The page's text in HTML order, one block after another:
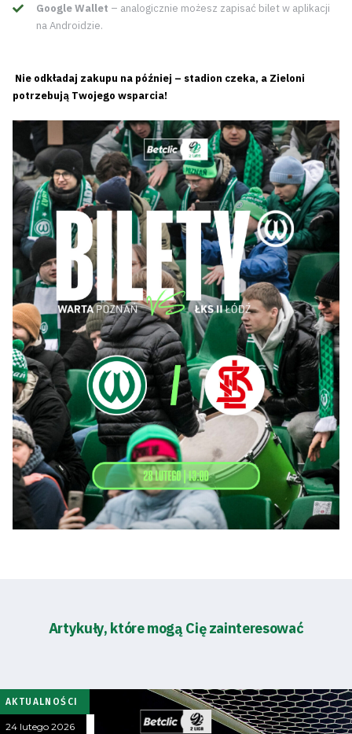
Google Wallet – analogicznie możesz zapisać bilet w aplikacji
na Androidzie.
Nie odkładaj zakupu na później – stadion czeka, a Zieloni
potrzebują Twojego wsparcia!
Artykuły, które mogą Cię zainteresować
AKTUALNOŚCI
24 lutego 2026